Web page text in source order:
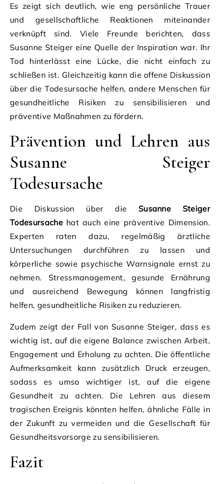
Es zeigt sich deutlich, wie eng persönliche Trauer
und gesellschaftliche Reaktionen miteinander
verknüpft sind. Viele Freunde berichten, dass
Susanne Steiger eine Quelle der Inspiration war. Ihr
Tod hinterlässt eine Lücke, die nicht einfach zu
schließen ist. Gleichzeitig kann die offene Diskussion
über die Todesursache helfen, andere Menschen für
gesundheitliche Risiken zu sensibilisieren und
präventive Maßnahmen zu fördern.
Prävention und Lehren aus
Susanne Steiger
Todesursache
Die Diskussion über die Susanne Steiger
Todesursachehat auch eine präventive Dimension.
Experten raten dazu, regelmäßig ärztliche
Untersuchungen durchführen zu lassen und
körperliche sowie psychische Warnsignale ernst zu
nehmen. Stressmanagement, gesunde Ernährung
und ausreichend Bewegung können langfristig
helfen, gesundheitliche Risiken zu reduzieren.
Zudem zeigt der Fall von Susanne Steiger, dass es
wichtig ist, auf die eigene Balance zwischen Arbeit,
Engagement und Erholung zu achten. Die öffentliche
Aufmerksamkeit kann zusätzlich Druck erzeugen,
sodass es umso wichtiger ist, auf die eigene
Gesundheit zu achten. Die Lehren aus diesem
tragischen Ereignis könnten helfen, ähnliche Fälle in
der Zukunft zu vermeiden und die Gesellschaft für
Gesundheitsvorsorge zu sensibilisieren.
Fazit